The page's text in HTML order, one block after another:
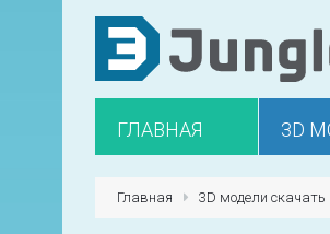
ГЛАВНАЯ 3D
Главная 3D модели скачать